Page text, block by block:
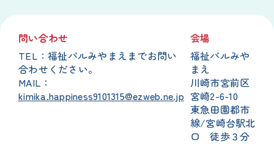
問い合わせ
TEL：福祉パルみやまえまでお問い
合わせください。
MAIL：
kimika.happiness9101315@ezweb.ne.jp
会場
福祉パルみや
まえ
川崎市宮前区
宮崎2-6-10
東急田園都市
線/宮崎台駅北
口 徒歩３分